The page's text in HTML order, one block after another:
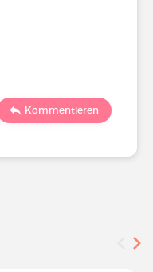
Kommentieren